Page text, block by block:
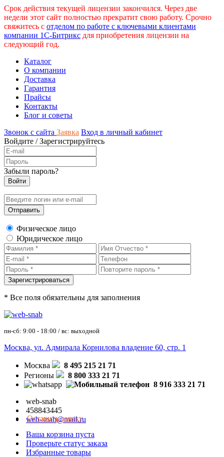
Срок действия текущей лицензии закончился. Через две
недели этот сайт полностью прекратит свою работу. Срочно
свяжитесь с отделом по работе с ключевыми клиентами
компании 1С-Битрикс для приобретения лицензии на
следующий год.
Каталог
О компании
Доставка
Гарантия
Прайсы
Контакты
Блог и советы
Звонок с сайта Заявка Вход в личный кабинет
Войдите /Зарегистрируйтесь
Забыли пароль?
Физическое лицо
Юридическое лицо
* Все поля обязательны для заполнения
пн-сб: 9:00 - 18:00 / вс: выходной
Москва, ул. Адмирала Корнилова владение 60, стр. 1
Москва
8 495 215 21 71
Регионы
8 800 333 21 71
8 916 333 21 71
web-snab
458843445
web-snab@mail.ru
Оставить заявку
Ваша корзина пуста
Проверьте статус заказа
Избранные товары